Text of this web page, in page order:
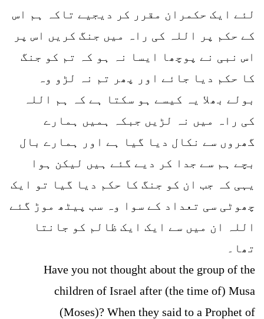
لئے ایک حکمران مقرر کر دیجیے تاکہ ہم اس
کے حکم پر اللہ کی راہ میں جنگ کریں اس پر
اس نبی نے پوچھا ایسا نہ ہو کہ تم کو جنگ
کا حکم دیا جائے اور پھر تم نہ لڑو وہ
بولے بھلا یہ کیسے ہو سکتا ہے کہ ہم اللہ
کی راہ میں نہ لڑیں جبکہ ہمیں ہمارے
گھروں سے نکال دیا گیا ہے اور ہمارے بال
بچے ہم سے جدا کر دیے گئے ہیں لیکن ہوا
یہی کہ جب ان کو جنگ کا حکم دیا گیا تو ایک
چھوٹی سی تعداد کے سوا وہ سب پیٹھ موڑ گئے
اللہ ان میں سے ایک ایک ظالم کو جانتا
تھا۔
Have you not thought about the group of the
children of Israel after (the time of) Musa
(Moses)? When they said to a Prophet of